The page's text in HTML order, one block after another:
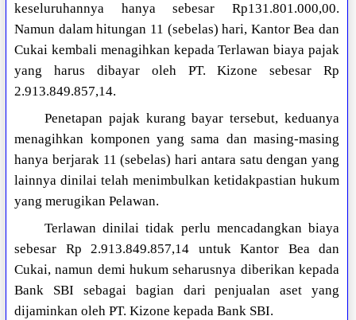
keseluruhannya hanya sebesar Rp131.801.000,00.
Namun dalam hitungan 11 (sebelas) hari, Kantor Bea dan
Cukai kembali menagihkan kepada Terlawan biaya pajak
yang harus dibayar oleh PT. Kizone sebesar Rp
2.913.849.857,14.
Penetapan pajak kurang bayar tersebut, keduanya
menagihkan komponen yang sama dan masing-masing
hanya berjarak 11 (sebelas) hari antara satu dengan yang
lainnya dinilai telah menimbulkan ketidakpastian hukum
yang merugikan Pelawan.
Terlawan dinilai tidak perlu mencadangkan biaya
sebesar Rp 2.913.849.857,14 untuk Kantor Bea dan
Cukai, namun demi hukum seharusnya diberikan kepada
Bank SBI sebagai bagian dari penjualan aset yang
dijaminkan oleh PT. Kizone kepada Bank SBI.